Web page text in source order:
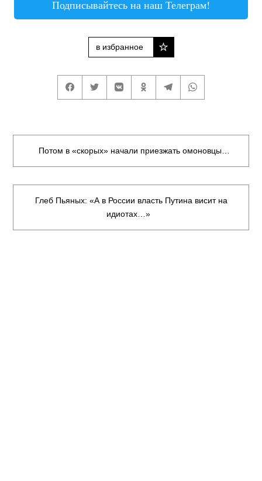
Подписывайтесь на наш Телеграм!
в избранное
Потом в «скорых» начали приезжать омоновцы…
Глеб Пьяных: «А в России власть Путина висит на
идиотах…»